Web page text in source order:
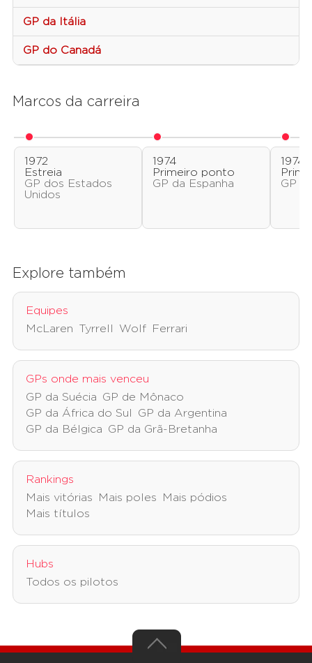
GP da Itália
GP do Canadá
Marcos da carreira
1972
Estreia
GP dos Estados
Unidos
1974
Primeiro ponto
GP da Espanha
1974
GP
Explore também
Equipes
McLaren
Tyrrell Wolf Ferrari
GPs onde mais venceu
GP da Suécia
GP de Mônaco
GP da África do Sul
GP da Argentina
GP da Bélgica
GP da Grã-Bretanha
Rankings
Mais vitórias
Mais poles
Mais pódios
Mais títulos
Hubs
Todos os pilotos